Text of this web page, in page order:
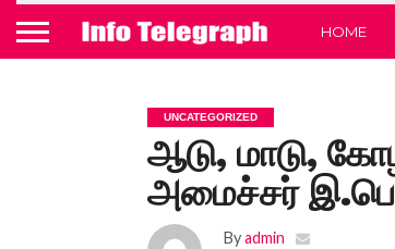
HOME
UNCATEGORIZED
ஆடு, மாடு,
அமைச்சர்
Byadmin